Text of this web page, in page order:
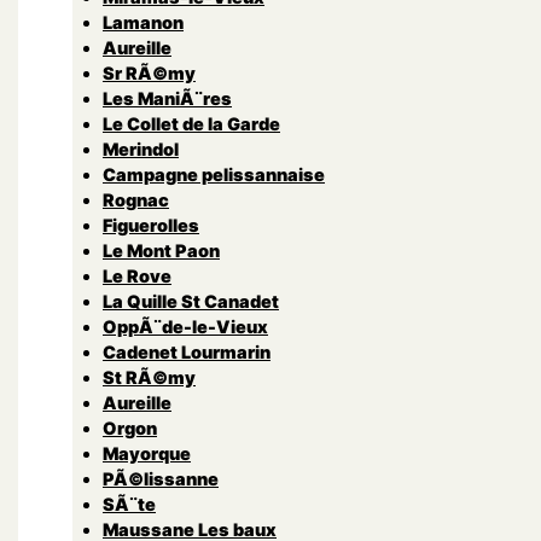
Lamanon
Aureille
Sr RÃ©my
Les ManiÃ¨res
Le Collet de la Garde
Merindol
Campagne pelissannaise
Rognac
Figuerolles
Le Mont Paon
Le Rove
La Quille St Canadet
OppÃ¨de-le-Vieux
Cadenet Lourmarin
St RÃ©my
Aureille
Orgon
Mayorque
PÃ©lissanne
SÃ¨te
Maussane Les baux